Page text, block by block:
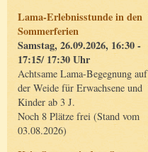
Lama-Erlebnisstunde in den
Sommerferien
Samstag, 26.09.2026, 16:30 -
17:15/ 17:30 Uhr
Achtsame Lama-Begegnung auf
der Weide für Erwachsene und
Kinder ab 3 J.
Noch 8 Plätze frei (Stand vom
03.08.2026)